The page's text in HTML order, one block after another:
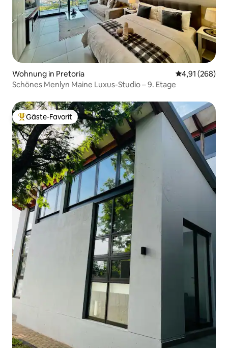
Wohnung in Pretoria
4,91 (268)
Schönes Menlyn Maine Luxus-Studio – 9. Etage
Beliebter Gäste-Favorit.
Gäste-Favorit